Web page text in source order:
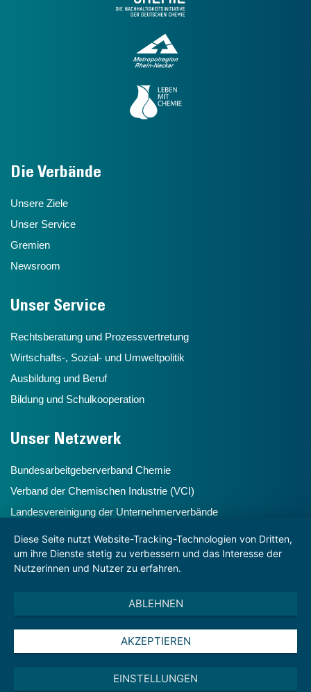
Die Verbände
Unsere Ziele
Unser Service
Gremien
Newsroom
Unser Service
Rechtsberatung und Prozessvertretung
Wirtschafts-, Sozial- und Umweltpolitik
Ausbildung und Beruf
Bildung und Schulkooperation
Unser Netzwerk
Bundesarbeitgeberverband Chemie
Verband der Chemischen Industrie (VCI)
Landesvereinigung der Unternehmerverbände
Chemiehochdrei
Hinweise
Impressum und Disclaimer
Datenschutzhinweise für Veranstaltungen
Diese Seite nutzt Website-Tracking-Technologien von Dritten,
um ihre Dienste stetig zu verbessern und das Interesse der
Nutzerinnen und Nutzer zu erfahren.
ABLEHNEN
AKZEPTIEREN
EINSTELLUNGEN